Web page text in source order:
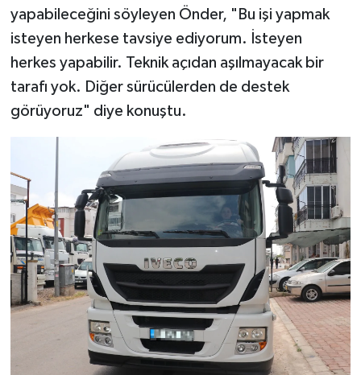
yapabileceğini söyleyen Önder, "Bu işi yapmak
isteyen herkese tavsiye ediyorum. İsteyen
herkes yapabilir. Teknik açıdan aşılmayacak bir
tarafı yok. Diğer sürücülerden de destek
görüyoruz" diye konuştu.